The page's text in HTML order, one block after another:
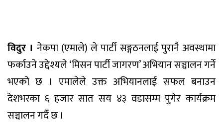
विदुर । नेकपा (एमाले) ले पार्टी सङ्गठनलाई पुरानै अवस्थामा
फर्काउने उद्देश्यले ‘मिसन पार्टी जागरण’ अभियान सञ्चालन गर्ने
भएको छ । एमालेले उक्त अभियानलाई सफल बनाउन
देशभरका ६ हजार सात सय ४३ वडासम्म पुगेर कार्यक्रम
सञ्चालन गर्दै छ ।